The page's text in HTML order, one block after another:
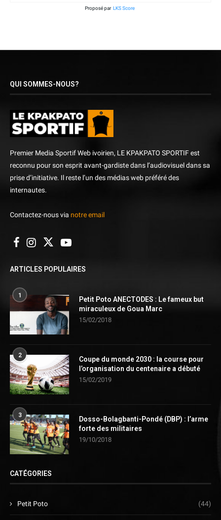
Proposé par LKS Score
QUI SOMMES-NOUS?
Premier Media Sportif Web ivoirien, LE KPAKPATO SPORTIF est
reconnu pour son esprit avant-gardiste dans l’audiovisuel dans sa
prise d’initiative. Il reste l’un des médias web préféré des
internautes.
Contactez-nous via notre email
ARTICLES POPULAIRES
1
Petit Poto ANECTODES : Le fameux but
miraculeux de Goua Marc
15/02/2018
2
Coupe du monde 2030 : la course pour
l’organisation du centenaire a débuté
15/02/2019
3
Dosso-Bolagbanti-Pondé (DBP) : l’arme
forte des militaires
19/10/2018
CATÉGORIES
Petit Poto (44)